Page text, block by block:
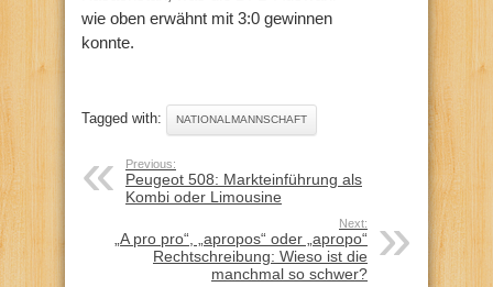
wie oben erwähnt mit 3:0 gewinnen
konnte.
Tagged with: NATIONALMANNSCHAFT
Previous:
Peugeot 508: Markteinführung als
Kombi oder Limousine
Next:
„A pro pro“, „apropos“ oder „apropo“
Rechtschreibung: Wieso ist die
manchmal so schwer?